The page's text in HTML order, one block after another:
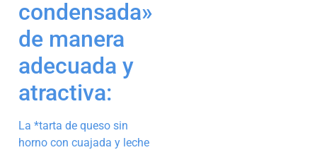
condensada»
de manera
adecuada y
atractiva:
La *tarta de queso sin
horno con cuajada y leche